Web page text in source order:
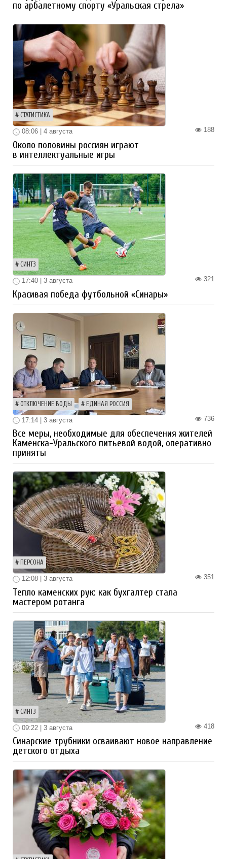
по арбалетному спорту «Уральская стрела»
СТАТИСТИКА
188
08:06 | 4 августа
Около половины россиян играют
в интеллектуальные игры
СИНТЗ
321
17:40 | 3 августа
Красивая победа футбольной «Синары»
ОТКЛЮЧЕНИЕ ВОДЫ ЕДИНАЯ РОССИЯ
736
17:14 | 3 августа
Все меры, необходимые для обеспечения жителей
Каменска-Уральского питьевой водой, оперативно
приняты
ПЕРСОНА
351
12:08 | 3 августа
Тепло каменских рук: как бухгалтер стала
мастером ротанга
СИНТЗ
418
09:22 | 3 августа
Синарские трубники осваивают новое направление
детского отдыха